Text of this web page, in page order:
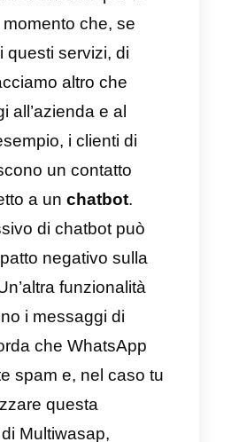
di Multiwasap, ne
alcune estremamente
team di vendita e
Come ad esempio,
Multi agente
, Chatbot, Analisi
monitoraggio
e messaggi di massa.
alcuni di questi punti
beneficio per le
momento che, se
di questi servizi, di